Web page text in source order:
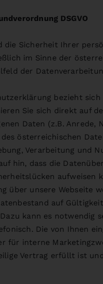
DSGVO
die Sicherheit Ihrer
im Sinne der
der
bezieht
Sie sich direkt auf
Daten (z.B.
des österreichischen
Verarbeitung und
hin, dass die
über unsere
auf
kann es notwendig
Die von Ihnen
für interne
Vertrag erfüllt ist